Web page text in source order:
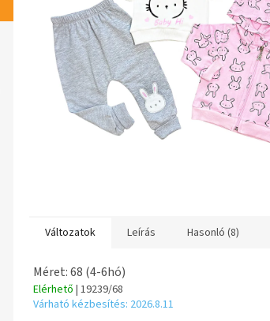
Változatok Leírás Hasonló (8)
Méret: 68 (4-6hó)
Elérhető | 19239/68
Várható kézbesítés: 2026.8.11